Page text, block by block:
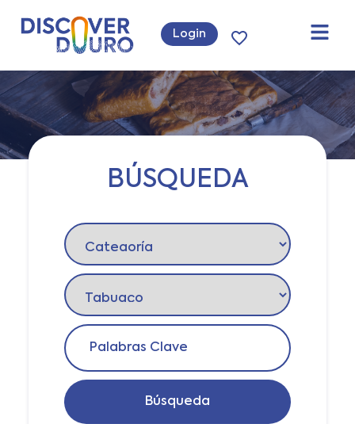
Login
BÚSQUEDA
Búsqueda